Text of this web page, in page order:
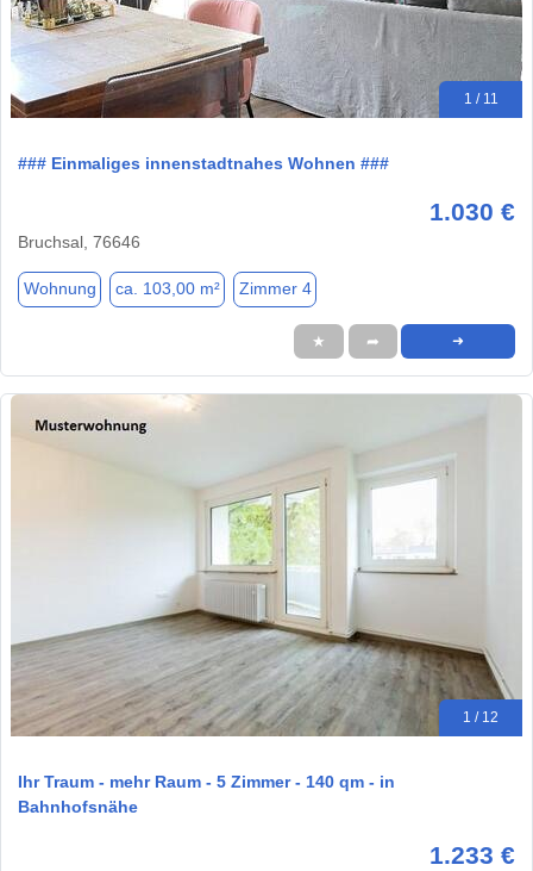
1 / 11
### Einmaliges innenstadtnahes Wohnen ###
1.030 €
Bruchsal, 76646
Wohnung ca. 103,00 m² Zimmer 4
★ ➦ ➜
1 / 12
Ihr Traum - mehr Raum - 5 Zimmer - 140 qm - in
Bahnhofsnähe
1.233 €